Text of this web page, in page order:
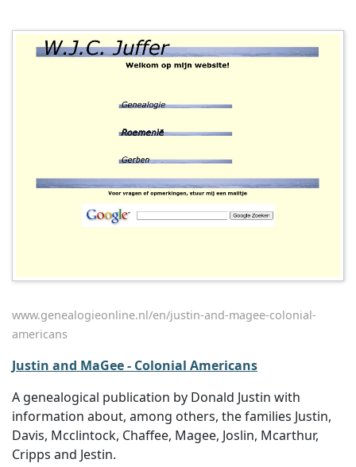
www.genealogieonline.nl/en/justin-and-magee-colonial-
americans
Justin and MaGee - Colonial Americans
A genealogical publication by Donald Justin with
information about, among others, the families Justin,
Davis, Mcclintock, Chaffee, Magee, Joslin, Mcarthur,
Cripps and Jestin.